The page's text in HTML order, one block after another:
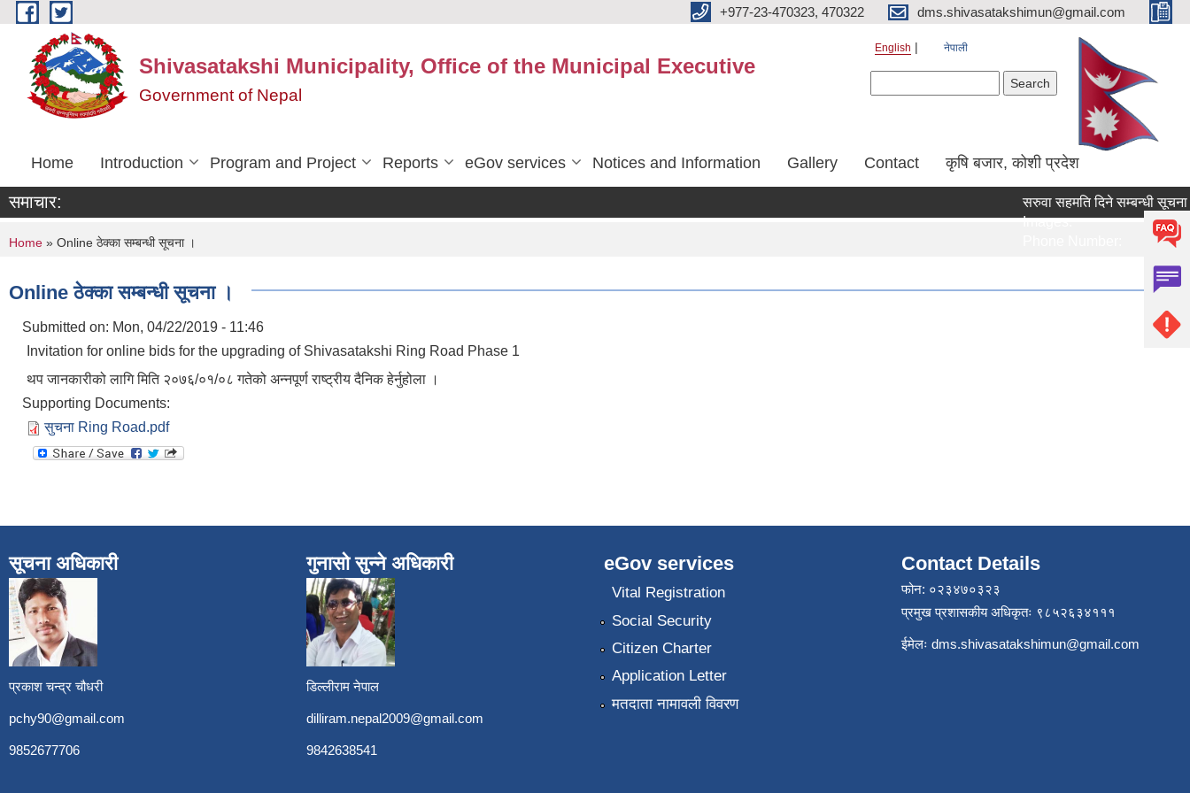
Skip to main content +977-23-470323, 470322 dms.shivasatakshimun@gmail.com
Shivasatakshi Municipality, Office of the Municipal Executive
Government of Nepal
English नेपाली
Home Introduction Program and Project Reports eGov services Notices and Information Gallery Contact कृषि बजार, कोशी प्रदेश
समाचार:
सरुवा सहमति दिने सम्बन्धी सूचना
Images:
You are here
Home » Online ठेक्का सम्बन्धी सूचना ।
Online ठेक्का सम्बन्धी सूचना ।
Submitted on: Mon, 04/22/2019 - 11:46
Invitation for online bids for the upgrading of Shivasatakshi Ring Road Phase 1
थप जानकारीको लागि मिति २०७६/०१/०८ गतेको अन्नपूर्ण राष्ट्रीय दैनिक हेर्नुहोला ।
Supporting Documents:
सुचना Ring Road.pdf
सूचना अधिकारी
प्रकाश चन्द्र चौधरी
pchy90@gmail.com
9852677706
गुनासो सुन्ने अधिकारी
डिल्लीराम नेपाल
dilliram.nepal2009@gmail.com
9842638541
eGov services
Vital Registration
Social Security
Citizen Charter
Application Letter
मतदाता नामावली विवरण
Contact Details
फोन: ०२३४७०३२३
प्रमुख प्रशासकीय अधिकृतः ९८५२६३४१११
ईमेलः dms.shivasatakshimun@gmail.com